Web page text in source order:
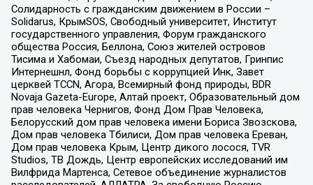
Солидарность с гражданским движением в России –
Solidarus, КрымSOS, Свободный университет, Институт
государственного управления, Форум гражданского
общества Россия, Беллона, Союз жителей островов
Тисима и Хабомаи, Съезд народных депутатов, Гринпис
Интернешнл, Фонд борьбы с коррупцией Инк, Завет
церквей TCCN, Агора, Всемирный фонд природы, BDR
Novaja Gazeta-Europe, Алтай проект, Образовательный дом
прав человека Чернигов, Фонд Дом Прав Человека,
Белорусский дом прав человека имени Бориса Звозскова,
Дом прав человека Тбилиси, Дом прав человека Ереван,
Дом прав человека Крым, Центр дикого лосося, TVR
Studios, ТВ Дождь, Центр европейских исследований им
Вилфрида Мартенса, Сетевое объединение журналистов